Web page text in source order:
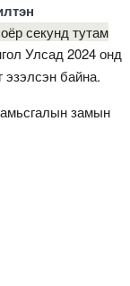
секунд тутам
Улсад 2024 онд
эзэлсэн байна.
замын